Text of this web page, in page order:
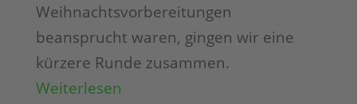
Weihnachtsvorbereitungen
beansprucht waren, gingen wir eine
kürzere Runde zusammen.
Weiterlesen